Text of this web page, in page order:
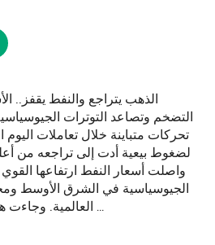
الذهب يتراجع والنفط يقفز..
التضخم وتصاعد التوترات
تحركات متباينة خلال تعاملات
لضغوط بيعية أدت إلى تراجعه من
واصلت أسعار النفط ارتفاعها
الجيوسياسية في الشرق الأوسط
العالمية. وجاءت هذه التحركات وسط ترقب …